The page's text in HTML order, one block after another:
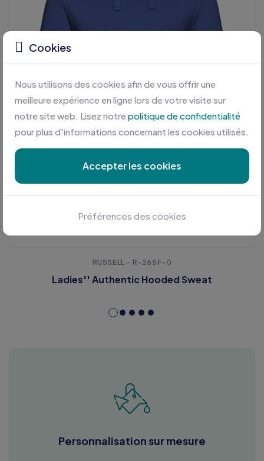
RUSSELL - R-265F-0
Ladies'' Authentic Hooded Sweat
Personnalisation sur mesure
Cookies
Nous utilisons des cookies afin de vous offrir une
meilleure expérience en ligne lors de votre visite sur
notre site web. Lisez notre politique de confidentialité
pour plus d'informations concernant les cookies utilisés.
Accepter les cookies
Préférences des cookies